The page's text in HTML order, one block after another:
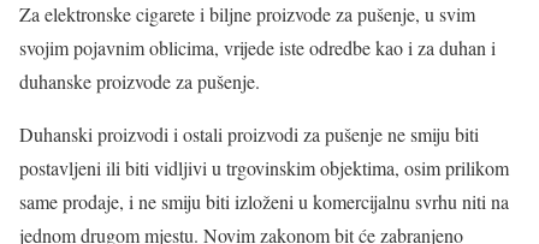
Za elektronske cigarete i biljne proizvode za pušenje, u svim
svojim pojavnim oblicima, vrijede iste odredbe kao i za duhan i
duhanske proizvode za pušenje.
Duhanski proizvodi i ostali proizvodi za pušenje ne smiju biti
postavljeni ili biti vidljivi u trgovinskim objektima, osim prilikom
same prodaje, i ne smiju biti izloženi u komercijalnu svrhu niti na
jednom drugom mjestu. Novim zakonom bit će zabranjeno